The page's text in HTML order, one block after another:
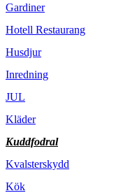
Gardiner
Hotell Restaurang
Husdjur
Inredning
JUL
Kläder
Kuddfodral
Kvalsterskydd
Kök